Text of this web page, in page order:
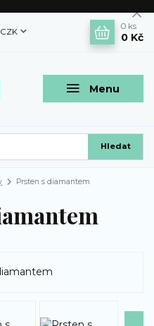
Menu
CZK
Hledat
0 ks
0 Kč
Prsten s diamantem